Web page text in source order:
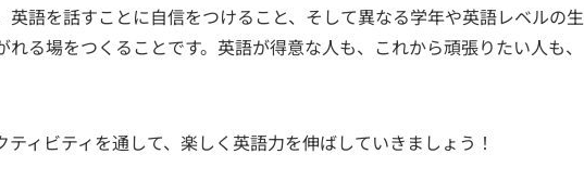
英語を話すことに自信をつけること、そして異なる学年や英語レベルの生
る場をつくることです。英語が得意な人も、これから頑張りたい人も、
ティビティを通して、楽しく英語力を伸ばしていきましょう！